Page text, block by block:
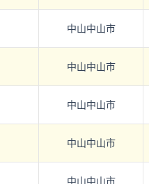
中山中山市
中山中山市
中山中山市
中山中山市
中山中山市